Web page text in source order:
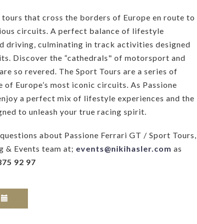
that cross the borders of Europe en route to
circuits. A perfect balance of lifestyle
driving, culminating in track activities designed
Discover the “cathedrals" of motorsport and
so revered. The Sport Tours are a series of
Europe’s most iconic circuits. As Passione
a perfect mix of lifestyle experiences and the
to unleash your true racing spirit.
about Passione Ferrari GT / Sport Tours,
& Events team at; events@nikihasler.com as
92 97